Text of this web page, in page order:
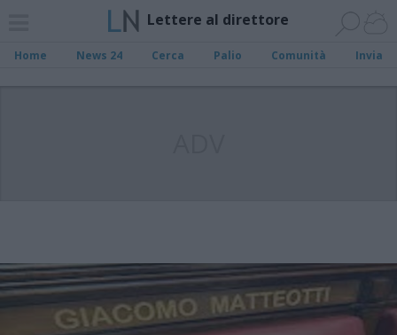
Lettere al direttore
Home News 24 Cerca Palio Comunità Invia